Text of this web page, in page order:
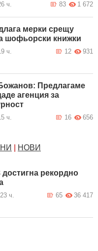
ч. 1 672
83
мерки срещу
шофьорски книжки
ч. 931
12
Предлагаме
агенция за
ч. 656
16
НОВИ
достигна рекордно
ч. 36 417
65